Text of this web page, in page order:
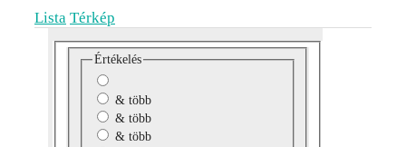
Lista Térkép
Értékelés
& több
& több
& több